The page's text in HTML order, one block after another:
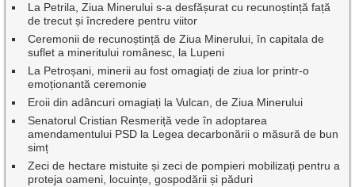
La Petrila, Ziua Minerului s-a desfășurat cu recunoștință față
de trecut și încredere pentru viitor
Ceremonii de recunoștință de Ziua Minerului, în capitala de
suflet a mineritului românesc, la Lupeni
La Petroșani, minerii au fost omagiați de ziua lor printr-o
emoționantă ceremonie
Eroii din adâncuri omagiați la Vulcan, de Ziua Minerului
Senatorul Cristian Resmeriță vede în adoptarea
amendamentului PSD la Legea decarbonării o măsură de bun
simț
Zeci de hectare mistuite și zeci de pompieri mobilizați pentru a
proteja oameni, locuințe, gospodării și păduri